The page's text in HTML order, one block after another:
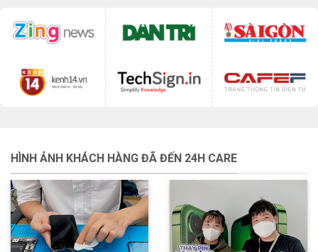
HÌNH ẢNH KHÁCH HÀNG ĐÃ ĐẾN 24H CARE